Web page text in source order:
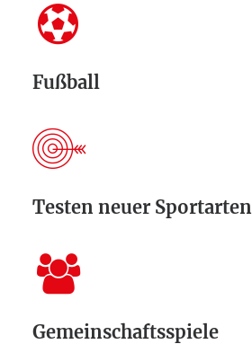
Fußball
Testen neuer Sportarten
Gemeinschaftsspiele